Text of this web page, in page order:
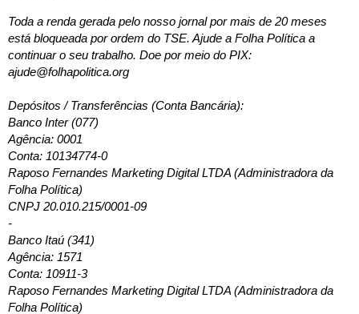
Toda a renda gerada pelo nosso jornal por mais de 20 meses
está bloqueada por ordem do TSE. Ajude a Folha Política a
continuar o seu trabalho. Doe por meio do PIX:
ajude@folhapolitica.org
Depósitos / Transferências (Conta Bancária):
Banco Inter (077)
Agência: 0001
Conta: 10134774-0
Raposo Fernandes Marketing Digital LTDA (Administradora da
Folha Política)
CNPJ 20.010.215/0001-09
-
Banco Itaú (341)
Agência: 1571
Conta: 10911-3
Raposo Fernandes Marketing Digital LTDA (Administradora da
Folha Política)